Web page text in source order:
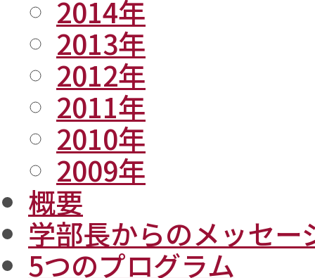
2014年
2013年
2012年
2011年
2010年
2009年
概要
学部長からのメッセー
5つのプログラム